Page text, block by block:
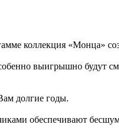
коллекция «Монца»
выигрышно будут
долгие годы.
обеспечивают